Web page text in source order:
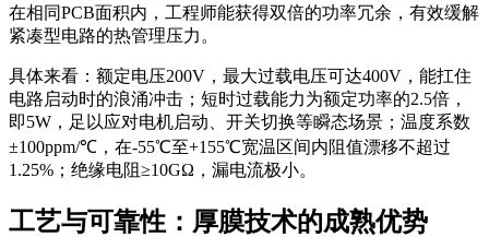
在相同PCB面积内，工程师能获得双倍的功率冗余，有效缓解
紧凑型电路的热管理压力。
具体来看：额定电压200V，最大过载电压可达400V，能扛住
电路启动时的浪涌冲击；短时过载能力为额定功率的2.5倍，
即5W，足以应对电机启动、开关切换等瞬态场景；温度系数
±100ppm/℃，在-55℃至+155℃宽温区间内阻值漂移不超过
1.25%；绝缘电阻≥10GΩ，漏电流极小。
工艺与可靠性：厚膜技术的成熟优势